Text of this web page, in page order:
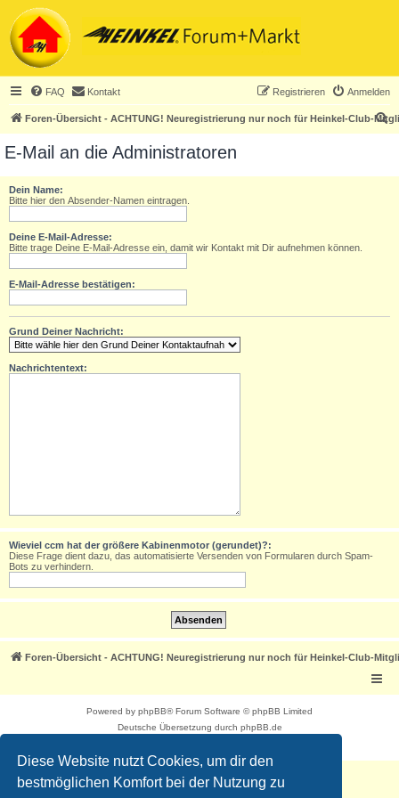
Diese Website nutzt Cookies, um dir den
bestmöglichen Komfort bei der Nutzung zu
FAQ Kontakt Anmelden
Registrieren
Foren-Übersicht - ACHTUNG! Neuregistrierung nur noch für Heinkel-Club-
S
E-Mail an die Administratoren
Dein Name:
Bitte hier den Absender-Namen eintragen.
Deine E-Mail-Adresse:
Bitte trage Deine E-Mail-Adresse ein, damit wir Kontakt mit Dir aufnehmen können.
E-Mail-Adresse bestätigen:
Grund Deiner Nachricht:
Nachrichtentext:
Wieviel ccm hat der größere Kabinenmotor (gerundet)?:
Diese Frage dient dazu, das automatisierte Versenden von Formularen durch Spam-
Bots zu verhindern.
Foren-Übersicht - ACHTUNG! Neuregistrierung nur noch für Heinkel-Club-
Powered by phpBB® Forum Software © phpBB Limited
Deutsche Übersetzung durch phpBB.de